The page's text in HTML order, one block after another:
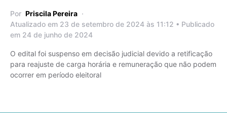
Por Priscila Pereira
Atualizado em 23 de setembro de 2024 às 11:12 • Publicado
em 24 de junho de 2024
O edital foi suspenso em decisão judicial devido a retificação
para reajuste de carga horária e remuneração que não podem
ocorrer em período eleitoral